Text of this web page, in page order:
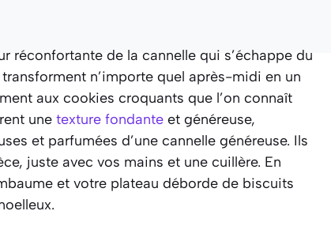
réconfortante de la cannelle qui s’échappe du
n’importe quel après-midi en un
aux cookies croquants que l’on connaît
une texture fondante et généreuse,
et parfumées d’une cannelle généreuse. Ils
juste avec vos mains et une cuillère. En
et votre plateau déborde de biscuits